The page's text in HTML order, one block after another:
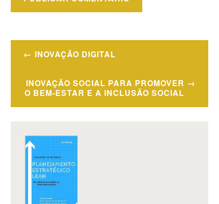
Navegação
Post
INOVAÇÃO DIGITAL
INOVAÇÃO SOCIAL PARA PROMOVER
O BEM-ESTAR E A INCLUSÃO SOCIAL